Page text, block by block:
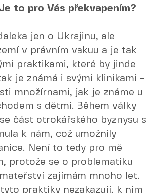
to pro Vás překvapením?
jen o Ukrajinu, ale
v právním vakuu a je tak
praktikami, které by jinde
je známá i svými klinikami -
množírnami, jak je známe u
s dětmi. Během války
část otrokářského byznysu s
k nám, což umožnily
Není to tedy pro mě
protože se o problematiku
zajímám mnoho let.
praktiky nezakazují, k nim